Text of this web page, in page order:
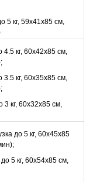
5 кг, 59х41х85 см,
4.5 кг, 60х42х85 см,
3.5 кг, 60х35х85 см,
3 кг, 60х32х85 см,
до 5 кг, 60х45х85
5 кг, 60х54х85 см,